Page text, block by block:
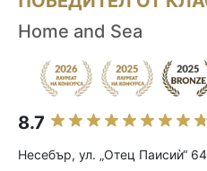
Home and Sea
8.7
Несебър, ул. „Отец Паисиѝ“ 64